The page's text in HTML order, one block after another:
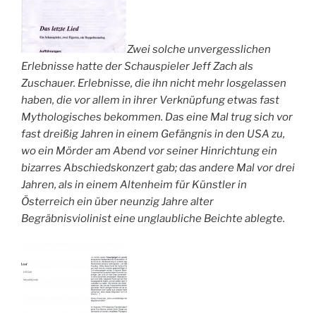
Zwei solche unvergesslichen
Erlebnisse hatte der Schauspieler Jeff Zach als
Zuschauer. Erlebnisse, die ihn nicht mehr losgelassen
haben, die vor allem in ihrer Verknüpfung etwas fast
Mythologisches bekommen. Das eine Mal trug sich vor
fast dreißig Jahren in einem Gefängnis in den USA zu,
wo ein Mörder am Abend vor seiner Hinrichtung ein
bizarres Abschiedskonzert gab; das andere Mal vor drei
Jahren, als in einem Altenheim für Künstler in
Österreich ein über neunzig Jahre alter
Begräbnisviolinist eine unglaubliche Beichte ablegte.